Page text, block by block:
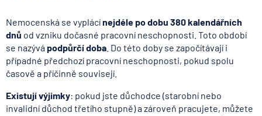
Nemocenská se vyplácínejdéle po dobu 380 kalendářních
dnů od vzniku dočasné pracovní neschopnosti. Toto období
se nazývá podpůrčí doba . Do této doby se započítávají i
případné předchozí pracovní neschopnosti, pokud spolu
časově a příčinně souvisejí.
Existují výjimky: pokud jste důchodce (starobní nebo
invalidní důchod třetího stupně) a zároveň pracujete, můžete